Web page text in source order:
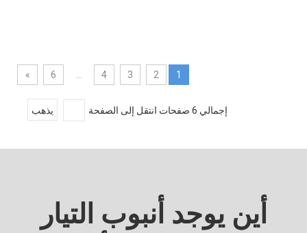
1
2
3
4
...
6
»
إجمالي 6 صفحات انتقل إلى الصفحة يذهب
أين يوجد أنبوب التيار